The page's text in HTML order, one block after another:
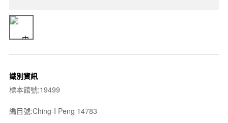
識別資訊
標本館號:19499
編目號:Ching-I Peng 14783